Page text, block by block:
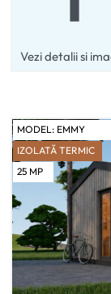
Vezi detalii si
IZOLATĂ TERMIC
MODEL: EMMY
25 MP